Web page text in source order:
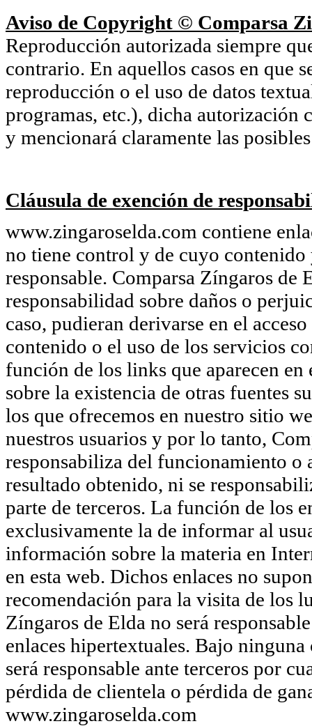
Aviso de Copyright © Comparsa
Reproducción autorizada siempre
contrario. En aquellos casos en que
reproducción o el uso de datos
programas, etc.), dicha autorización
y mencionará claramente las
Cláusula de exención de
www.zingaroselda.com contiene
no tiene control y de cuyo
responsable. Comparsa Zíngaros de
responsabilidad sobre daños o
caso, pudieran derivarse en el
contenido o el uso de los servicios
función de los links que aparecen
sobre la existencia de otras fuentes
los que ofrecemos en nuestro sitio
nuestros usuarios y por lo tanto,
responsabiliza del funcionamiento o
resultado obtenido, ni se
parte de terceros. La función de los
exclusivamente la de informar al
información sobre la materia en
en esta web. Dichos enlaces no
recomendación para la visita de los
Zíngaros de Elda no será
enlaces hipertextuales. Bajo
será responsable ante terceros por
pérdida de clientela o pérdida de
www.zingaroselda.com